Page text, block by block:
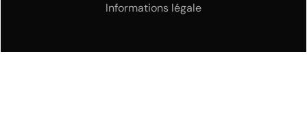
Informations légale